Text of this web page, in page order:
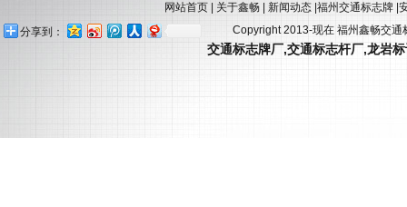
网站首页 关于鑫畅 新闻动态 福州交通标志牌
分享到：
Copyright 2013-现在 福州鑫畅交
交通标志牌厂,交通标志杆厂,龙岩